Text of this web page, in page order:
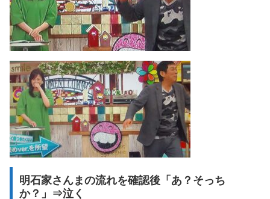
明石家さんまの流れを確認後「あ？そっち
か？」⇒泣く